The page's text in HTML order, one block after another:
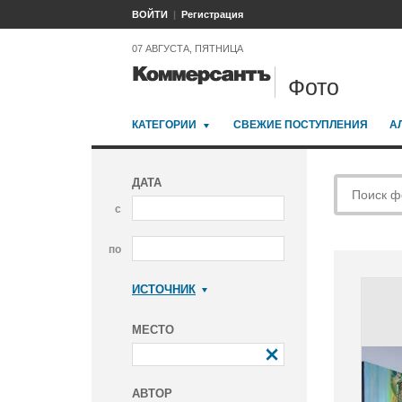
ВОЙТИ Регистрация
07 АВГУСТА, ПЯТНИЦА
Фото
КАТЕГОРИИ СВЕЖИЕ ПОСТУПЛЕНИЯ
ДАТА
с
по
ИСТОЧНИК
МЕСТО
АВТОР